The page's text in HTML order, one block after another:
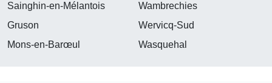
Sainghin-en-Mélantois
Wambrechies
Gruson
Wervicq-Sud
Mons-en-Barœul
Wasquehal